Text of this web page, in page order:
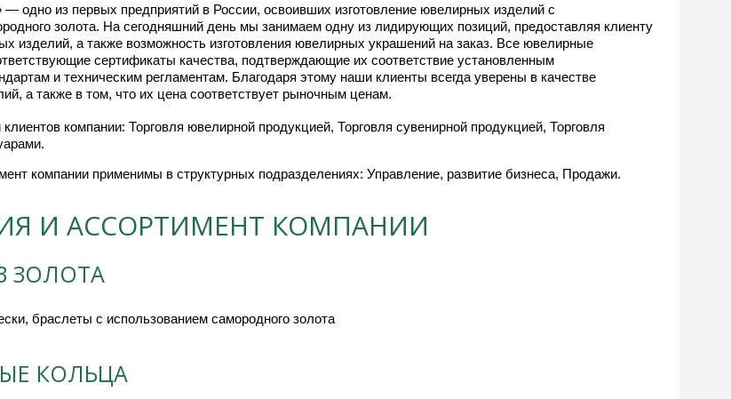
— одно из первых предприятий в России, освоивших изготовление ювелирных изделий с
золота. На сегодняшний день мы занимаем одну из лидирующих позиций, предоставляя клиенту
изделий, а также возможность изготовления ювелирных украшений на заказ. Все ювелирные
сертификаты качества, подтверждающие их соответствие установленным
и техническим регламентам. Благодаря этому наши клиенты всегда уверены в качестве
а также в том, что их цена соответствует рыночным ценам.
компании: Торговля ювелирной продукцией, Торговля сувенирной продукцией, Торговля
компании применимы в структурных подразделениях: Управление, развитие бизнеса, Продажи.
И АССОРТИМЕНТ КОМПАНИИ
ЗОЛОТА
браслеты с использованием самородного золота
КОЛЬЦА